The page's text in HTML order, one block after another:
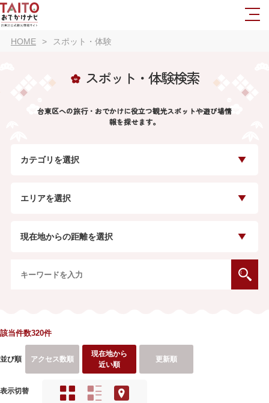
HOME スポット・体験
スポット・体験検索
台東区への旅行・おでかけに役立つ観光スポットや遊び場情
報を探せます。
カテゴリを選択
エリアを選択
現在地からの距離を選択
該当件数320件
並び順 アクセス数順
現在地から
近い順
更新順
表示切替